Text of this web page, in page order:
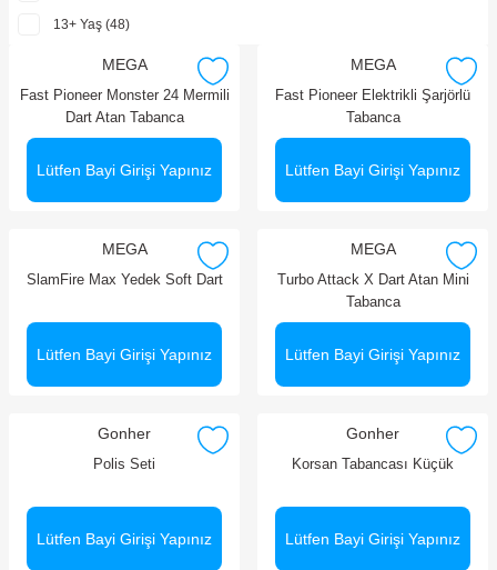
13+ Yaş (48)
MEGA
Fast Pioneer Monster 24 Mermili
Dart Atan Tabanca
Lütfen Bayi Girişi Yapınız
MEGA
Fast Pioneer Elektrikli Şarjörlü
Tabanca
Lütfen Bayi Girişi Yapınız
MEGA
SlamFire Max Yedek Soft Dart
Lütfen Bayi Girişi Yapınız
MEGA
Turbo Attack X Dart Atan Mini
Tabanca
Lütfen Bayi Girişi Yapınız
Gonher
Polis Seti
Lütfen Bayi Girişi Yapınız
Gonher
Korsan Tabancası Küçük
Lütfen Bayi Girişi Yapınız